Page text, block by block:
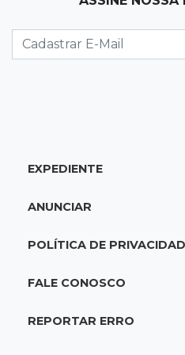
na MS-278
20:40Acesso ao ensino
consultar locais de prova
Jovem morre baleado e
EXPEDIENTE
ANUNCIAR
POLÍTICA DE
FALE CONOSCO
REPORTAR ERRO